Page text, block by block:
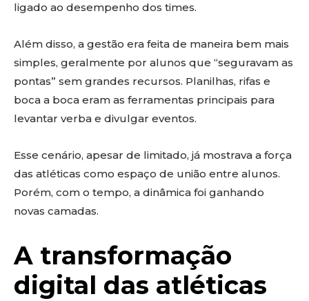
ligado ao desempenho dos times.
Além disso, a gestão era feita de maneira bem mais
simples, geralmente por alunos que “seguravam as
pontas” sem grandes recursos. Planilhas, rifas e
boca a boca eram as ferramentas principais para
levantar verba e divulgar eventos.
Esse cenário, apesar de limitado, já mostrava a força
das atléticas como espaço de união entre alunos.
Porém, com o tempo, a dinâmica foi ganhando
novas camadas.
A transformação
digital das atléticas